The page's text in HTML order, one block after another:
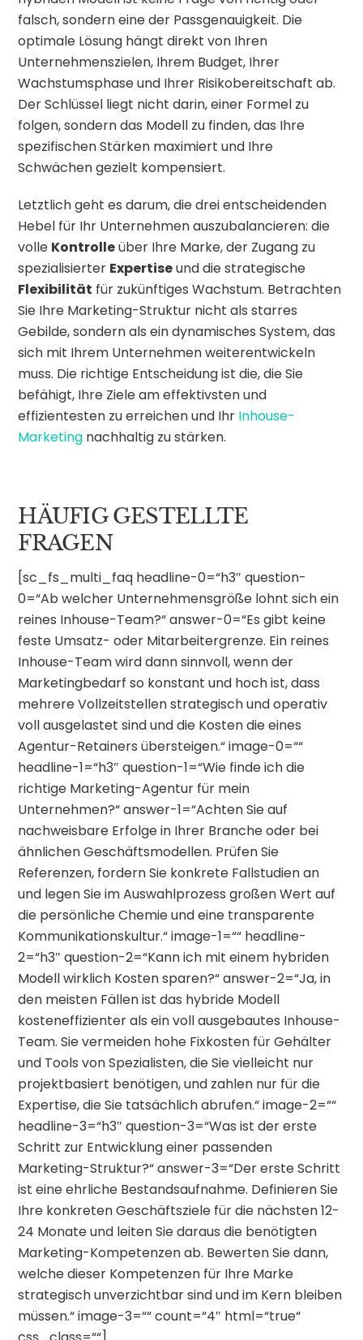
falsch, sondern eine der Passgenauigkeit. Die
optimale Lösung hängt direkt von Ihren
Unternehmenszielen, Ihrem Budget, Ihrer
Wachstumsphase und Ihrer Risikobereitschaft ab.
Der Schlüssel liegt nicht darin, einer Formel zu
folgen, sondern das Modell zu finden, das Ihre
spezifischen Stärken maximiert und Ihre
Schwächen gezielt kompensiert.
Letztlich geht es darum, die drei entscheidenden
Hebel für Ihr Unternehmen auszubalancieren: die
volle Kontrolleüber Ihre Marke, der Zugang zu
spezialisierter Expertiseund die strategische
Flexibilität für zukünftiges Wachstum. Betrachten
Sie Ihre Marketing-Struktur nicht als starres
Gebilde, sondern als ein dynamisches System, das
sich mit Ihrem Unternehmen weiterentwickeln
muss. Die richtige Entscheidung ist die, die Sie
befähigt, Ihre Ziele am effektivsten und
effizientesten zu erreichen und Ihr Inhouse-
Marketing nachhaltig zu stärken.
HÄUFIG GESTELLTE
FRAGEN
[sc_fs_multi_faq headline-0=“h3″ question-
0=“Ab welcher Unternehmensgröße lohnt sich ein
reines Inhouse-Team?“ answer-0=“Es gibt keine
feste Umsatz- oder Mitarbeitergrenze. Ein reines
Inhouse-Team wird dann sinnvoll, wenn der
Marketingbedarf so konstant und hoch ist, dass
mehrere Vollzeitstellen strategisch und operativ
voll ausgelastet sind und die Kosten die eines
Agentur-Retainers übersteigen.“ image-0=““
headline-1=“h3″ question-1=“Wie finde ich die
richtige Marketing-Agentur für mein
Unternehmen?“ answer-1=“Achten Sie auf
nachweisbare Erfolge in Ihrer Branche oder bei
ähnlichen Geschäftsmodellen. Prüfen Sie
Referenzen, fordern Sie konkrete Fallstudien an
und legen Sie im Auswahlprozess großen Wert auf
die persönliche Chemie und eine transparente
Kommunikationskultur.“ image-1=““ headline-
2=“h3″ question-2=“Kann ich mit einem hybriden
Modell wirklich Kosten sparen?“ answer-2=“Ja, in
den meisten Fällen ist das hybride Modell
kosteneffizienter als ein voll ausgebautes Inhouse-
Team. Sie vermeiden hohe Fixkosten für Gehälter
und Tools von Spezialisten, die Sie vielleicht nur
projektbasiert benötigen, und zahlen nur für die
Expertise, die Sie tatsächlich abrufen.“ image-2=““
headline-3=“h3″ question-3=“Was ist der erste
Schritt zur Entwicklung einer passenden
Marketing-Struktur?“ answer-3=“Der erste Schritt
ist eine ehrliche Bestandsaufnahme. Definieren Sie
Ihre konkreten Geschäftsziele für die nächsten 12-
24 Monate und leiten Sie daraus die benötigten
Marketing-Kompetenzen ab. Bewerten Sie dann,
welche dieser Kompetenzen für Ihre Marke
strategisch unverzichtbar sind und im Kern bleiben
müssen.“ image-3=““ count=“4″ html=“true“